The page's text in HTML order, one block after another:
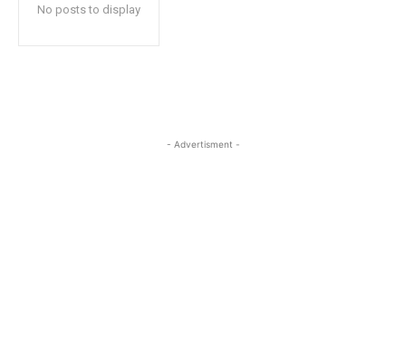
No posts to display
- Advertisment -